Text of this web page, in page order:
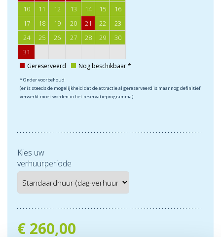
10
11 12 13 14 15
16
17
18 19 20 21 22
23
24
25 26 27 28 29
30
31
Gereserveerd Nog beschikbaar *
* Onder voorbehoud
(er is steeds de mogelijkheid dat de attractie al gereserveerd is maar nog definitief
verwerkt moet worden in het reservatieprogramma)
Kies uw
verhuurperiode
€ 260,00